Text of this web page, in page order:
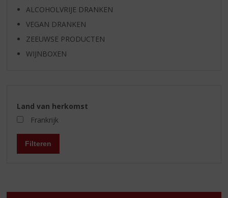
ALCOHOLVRIJE DRANKEN
VEGAN DRANKEN
ZEEUWSE PRODUCTEN
WIJNBOXEN
Land van herkomst
Frankrijk
Filteren